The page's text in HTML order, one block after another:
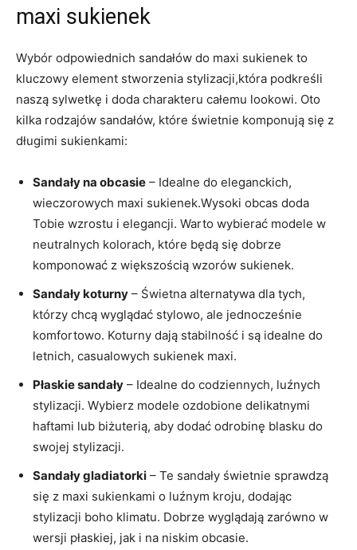
maxi sukienek
Wybór odpowiednich sandałów do maxi sukienek to
kluczowy element stworzenia stylizacji,która podkreśli
naszą sylwetkę i doda charakteru całemu lookowi. Oto
kilka rodzajów sandałów, które świetnie komponują się z
długimi sukienkami:
Sandały na obcasie – Idealne do eleganckich,
wieczorowych maxi sukienek.Wysoki obcas doda
Tobie wzrostu i elegancji. Warto wybierać modele w
neutralnych kolorach, które będą się dobrze
komponować z większością wzorów sukienek.
Sandały koturny – Świetna alternatywa dla tych,
którzy chcą wyglądać stylowo, ale jednocześnie
komfortowo. Koturny dają stabilność i są idealne do
letnich, casualowych sukienek maxi.
Płaskie sandały – Idealne do codziennych, luźnych
stylizacji. Wybierz modele ozdobione delikatnymi
haftami lub biżuterią, aby dodać odrobinę blasku do
swojej stylizacji.
Sandały gladiatorki – Te sandały świetnie sprawdzą
się z maxi sukienkami o luźnym kroju, dodając
stylizacji boho klimatu. Dobrze wyglądają zarówno w
wersji płaskiej, jak i na niskim obcasie.